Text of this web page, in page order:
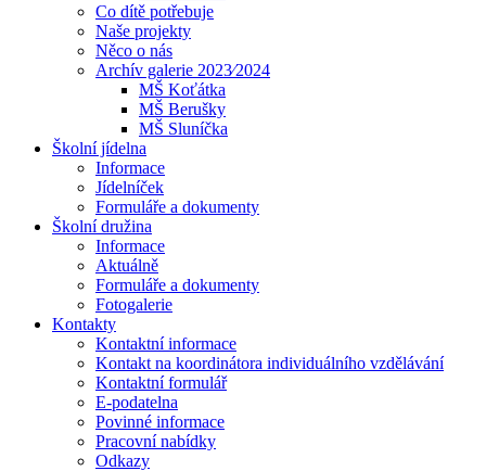
Co dítě potřebuje
Naše projekty
Něco o nás
Archív galerie 2023⁄2024
MŠ Koťátka
MŠ Berušky
MŠ Sluníčka
Školní jídelna
Informace
Jídelníček
Formuláře a dokumenty
Školní družina
Informace
Aktuálně
Formuláře a dokumenty
Fotogalerie
Kontakty
Kontaktní informace
Kontakt na koordinátora individuálního vzdělávání
Kontaktní formulář
E-podatelna
Povinné informace
Pracovní nabídky
Odkazy